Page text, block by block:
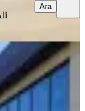
Ara
1.600